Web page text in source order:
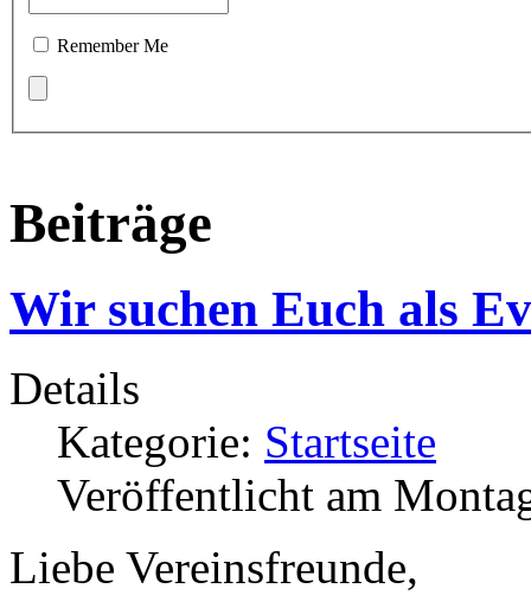
Remember Me
Beiträge
Wir suchen Euch als
Details
Kategorie: Startseite
Veröffentlicht am
Liebe Vereinsfreunde,